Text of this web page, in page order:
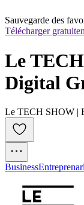
Sauvegarde des
Télécharger
Le
Digital
Le TECH SHOW |
Business